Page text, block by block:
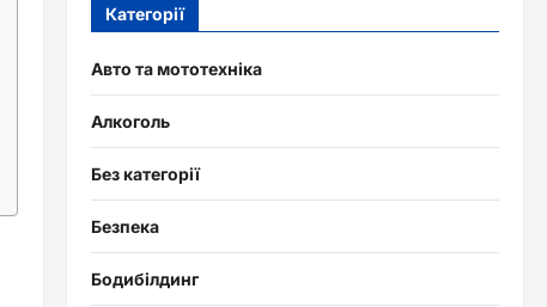
Категорії
Авто та мототехніка
Алкоголь
Без категорії
Безпека
Бодибілдинг